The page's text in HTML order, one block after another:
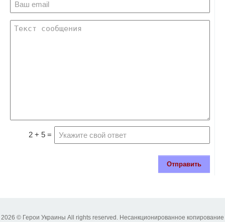
2 + 5 =
Отправить
2026 © Герои Украины All rights reserved. Несанкционированное копирование